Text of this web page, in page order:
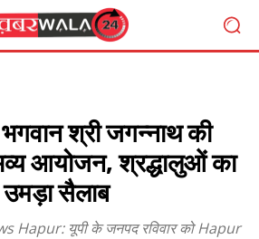
श्री जगन्नाथ की
आयोजन, श्रद्धालुओं का
उमड़ा सैलाब
Hapur: यूपी के जनपद रविवार को Hapur